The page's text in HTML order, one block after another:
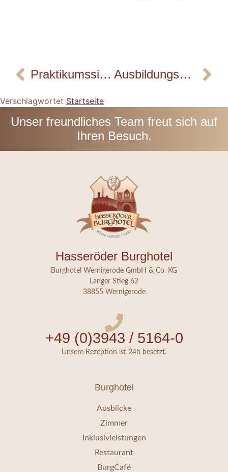
Praktikumssiegel 2024 / 2025 Ausbildungsmesse Ganztagsschule Burgbreite
Verschlagwortet Startseite
Unser freundliches Team freut sich auf
Ihren Besuch.
Hasseröder Burghotel
Burghotel Wernigerode GmbH & Co. KG
Langer Stieg 62
38855 Wernigerode
+49 (0)3943 / 5164-0
Unsere Rezeption ist 24h besetzt.
Burghotel
Ausblicke
Zimmer
Inklusivleistungen
Restaurant
BurgCafé